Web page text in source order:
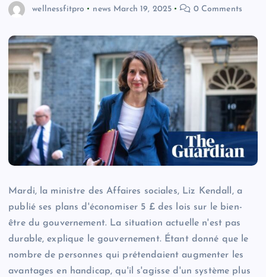
wellnessfitpro news March 19, 2025 0 Comments
Mardi, la ministre des Affaires sociales, Liz Kendall, a
publié ses plans d'économiser 5 £ des lois sur le bien-
être du gouvernement. La situation actuelle n'est pas
durable, explique le gouvernement. Étant donné que le
nombre de personnes qui prétendaient augmenter les
avantages en handicap, qu'il s'agisse d'un système plus